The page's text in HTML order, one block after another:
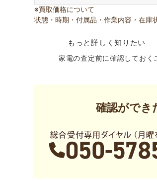
※買取価格について
状態・時期・付属品・作業内容・在庫
もっと詳しく知りたい
家電の査定前に確認しておく
確認ができ